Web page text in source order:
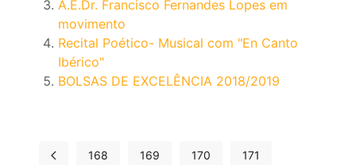
A.E.Dr. Francisco Fernandes Lopes em
movimento
Recital Poético- Musical com "En Canto
Ibérico"
BOLSAS DE EXCELÊNCIA 2018/2019
168 169 170 171